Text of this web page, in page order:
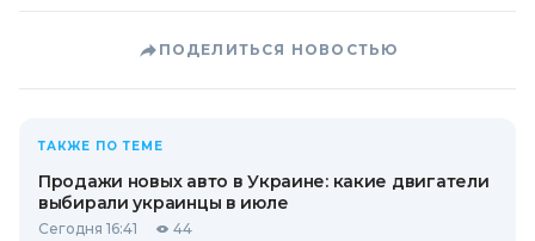
ПОДЕЛИТЬСЯ НОВОСТЬЮ
ТАКЖЕ ПО ТЕМЕ
Продажи новых авто в Украине: какие двигатели
выбирали украинцы в июле
Сегодня 16:41 44